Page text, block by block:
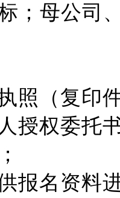
；母公司
照（复印
授权委托
；
报名资料